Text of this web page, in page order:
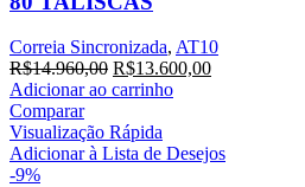
Correia Sincronizada, AT10
R$14.960,00 O
preço
era:
R$14.960,00.
R$13.600,00O
R$13.600,00.
Adicionar ao carrinho
Comparar
Visualização Rápida
Adicionar à Lista de Desejos
-9%